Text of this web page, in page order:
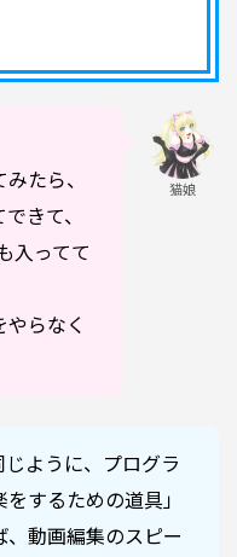
たら、
きて、
入ってて
らなく
猫娘
ように、プログラ
するための道具」
、動画編集のスピー